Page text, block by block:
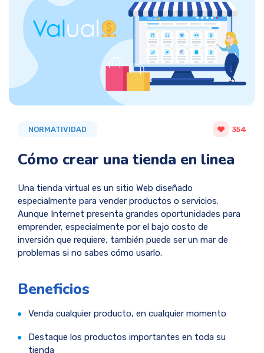
NORMATIVIDAD 354
Cómo crear una tienda en linea
Una tienda virtual es un sitio Web diseñado
especialmente para vender productos o servicios.
Aunque Internet presenta grandes oportunidades para
emprender, especialmente por el bajo costo de
inversión que requiere, también puede ser un mar de
problemas si no sabes cómo usarlo.
Beneficios
Venda cualquier producto, en cualquier momento
Destaque los productos importantes en toda su
tienda